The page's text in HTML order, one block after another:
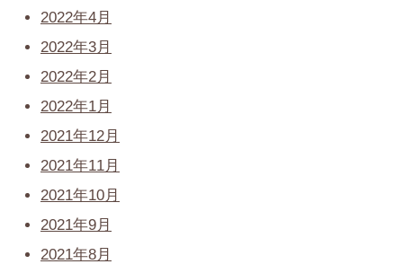
2022年4月
2022年3月
2022年2月
2022年1月
2021年12月
2021年11月
2021年10月
2021年9月
2021年8月